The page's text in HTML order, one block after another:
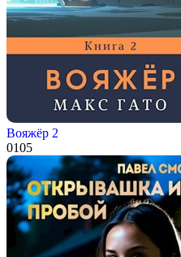
Вояжёр 2
0105